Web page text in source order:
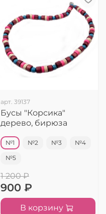
арт. 39137
Бусы "Корсика"
дерево, бирюза
№1 №2 №3 №4
№5
1 200 ₽
900 ₽
В корзину